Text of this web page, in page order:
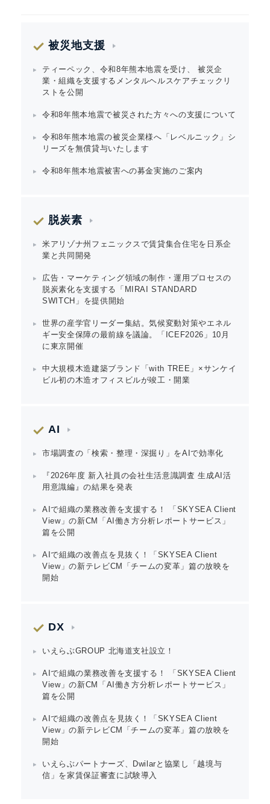
被災地支援
ティーペック、令和8年熊本地震を受け、 被災企
業・組織を支援するメンタルヘルスケアチェックリ
ストを公開
令和8年熊本地震で被災された方々への支援について
令和8年熊本地震の被災企業様へ「レベルニック」シ
リーズを無償貸与いたします
令和8年熊本地震被害への募金実施のご案内
脱炭素
米アリゾナ州フェニックスで賃貸集合住宅を日系企
業と共同開発
広告・マーケティング領域の制作・運用プロセスの
脱炭素化を支援する「MIRAI STANDARD
SWITCH」を提供開始
世界の産学官リーダー集結。気候変動対策やエネル
ギー安全保障の最前線を議論。「ICEF2026」10月
に東京開催
中大規模木造建築ブランド「with TREE」×サンケイ
ビル初の木造オフィスビルが竣工・開業
AI
市場調査の「検索・整理・深掘り」をAIで効率化
『2026年度 新入社員の会社生活意識調査 生成AI活
用意識編』の結果を発表
AIで組織の業務改善を支援する！ 「SKYSEA Client
View」の新CM「AI働き方分析レポートサービス」
篇を公開
AIで組織の改善点を見抜く！「SKYSEA Client
View」の新テレビCM「チームの変革」篇の放映を
開始
DX
いえらぶGROUP 北海道支社設立！
AIで組織の業務改善を支援する！ 「SKYSEA Client
View」の新CM「AI働き方分析レポートサービス」
篇を公開
AIで組織の改善点を見抜く！「SKYSEA Client
View」の新テレビCM「チームの変革」篇の放映を
開始
いえらぶパートナーズ、Dwilarと協業し「越境与
信」を家賃保証審査に試験導入